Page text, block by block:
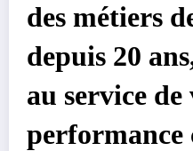
des métiers
depuis 20
au service de
performance